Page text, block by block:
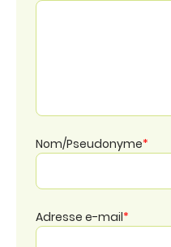
Nom/Pseudonyme*
Adresse e-mail*